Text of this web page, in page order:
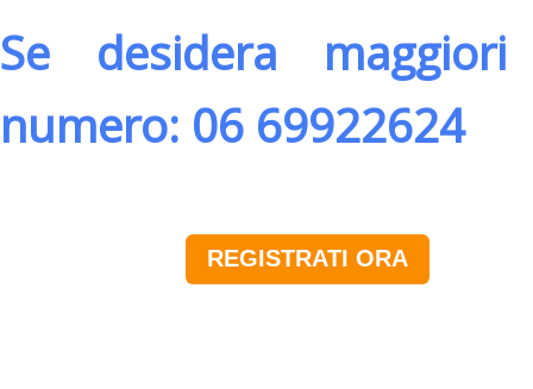
Se desidera
numero: 06 69922624
REGISTRATI ORA